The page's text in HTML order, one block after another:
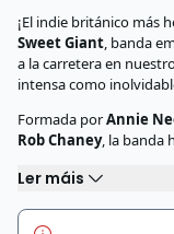
¡El indie británico más
Sweet Giant, banda
a la carretera en
intensa como
Formada porAnnie
Rob Chaney, la banda
Ler máis